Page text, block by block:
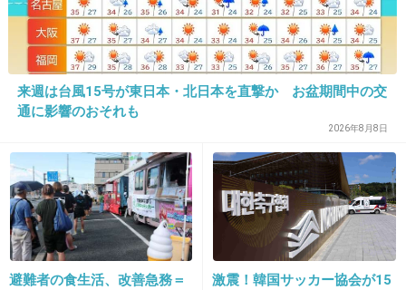
23. 匿名2013/03/06(水) 21:27:38
まだ犯人捕まってないんだ
+5 -0
24. 匿名 2013/03/06(水) 21:29:05
もう全国に監視カメラ設置してくれて構わない
+7 -0
来週は台風15号が東日本・北日本を直撃か お盆期間中の交
通に影響のおそれも
2026年8月8日
避難者の食生活、改善急務＝
激震！韓国サッカー協会が15